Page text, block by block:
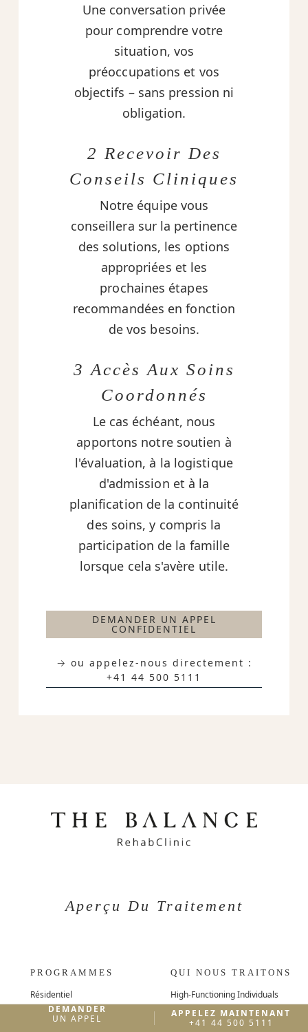
Une conversation privée
pour comprendre votre
situation, vos
préoccupations et vos
objectifs – sans pression ni
obligation.
2 Recevoir Des
Conseils Cliniques
Notre équipe vous
conseillera sur la pertinence
des solutions, les options
appropriées et les
prochaines étapes
recommandées en fonction
de vos besoins.
3 Accès Aux Soins
Coordonnés
Le cas échéant, nous
apportons notre soutien à
l'évaluation, à la logistique
d'admission et à la
planification de la continuité
des soins, y compris la
participation de la famille
lorsque cela s'avère utile.
DEMANDER UN APPEL
CONFIDENTIEL
→ ou appelez-nous directement :
+41 44 500 5111
Aperçu Du Traitement
PROGRAMMES
Résidentiel
Soins de transition
QUI NOUS TRAITONS
High-Functioning Individuals
Cadres dirigeants et chefs
d'entreprise
DEMANDER
UN APPEL
APPELEZ MAINTENANT
+41 44 500 5111